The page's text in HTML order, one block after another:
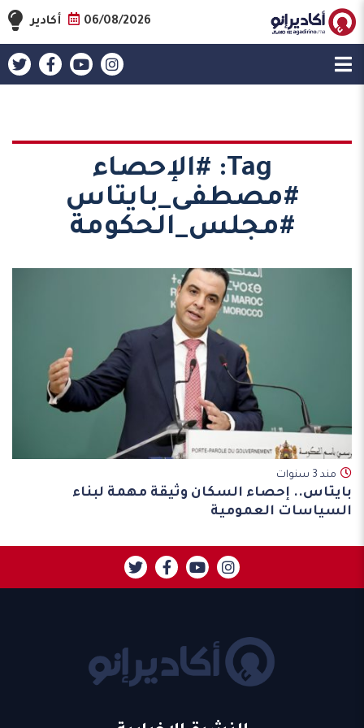
06/08/2026 أكادير
Tag:
#الإحصاء
#مصطفى_بايتاس
#مجلس_الحكومة
مند 3 سنوات
بايتاس.. إحصاء السكان وثيقة مهمة لبناء
السياسات العمومية